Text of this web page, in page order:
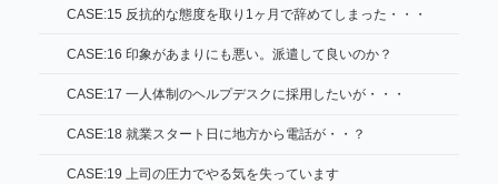
CASE:15 反抗的な態度を取り1ヶ月で辞めてしまった・・・
CASE:16 印象があまりにも悪い。派遣して良いのか？
CASE:17 一人体制のヘルプデスクに採用したいが・・・
CASE:18 就業スタート日に地方から電話が・・？
CASE:19 上司の圧力でやる気を失っています